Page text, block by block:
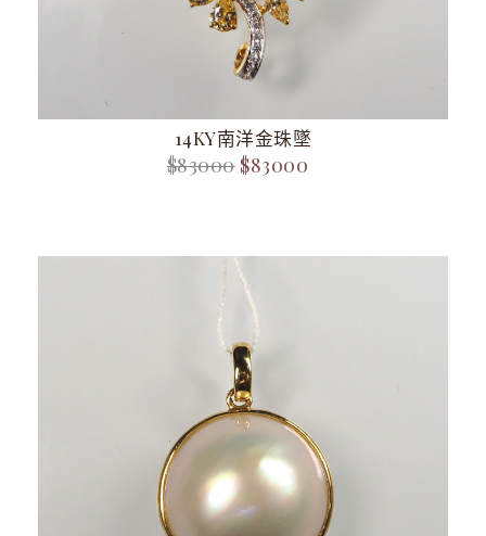
14KY南洋金珠墜
$83000 $83000